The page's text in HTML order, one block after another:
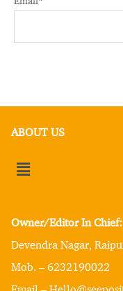
ABOUT US
Owner/Editor In
Devendra Nagar,
Mob. – 6232190022